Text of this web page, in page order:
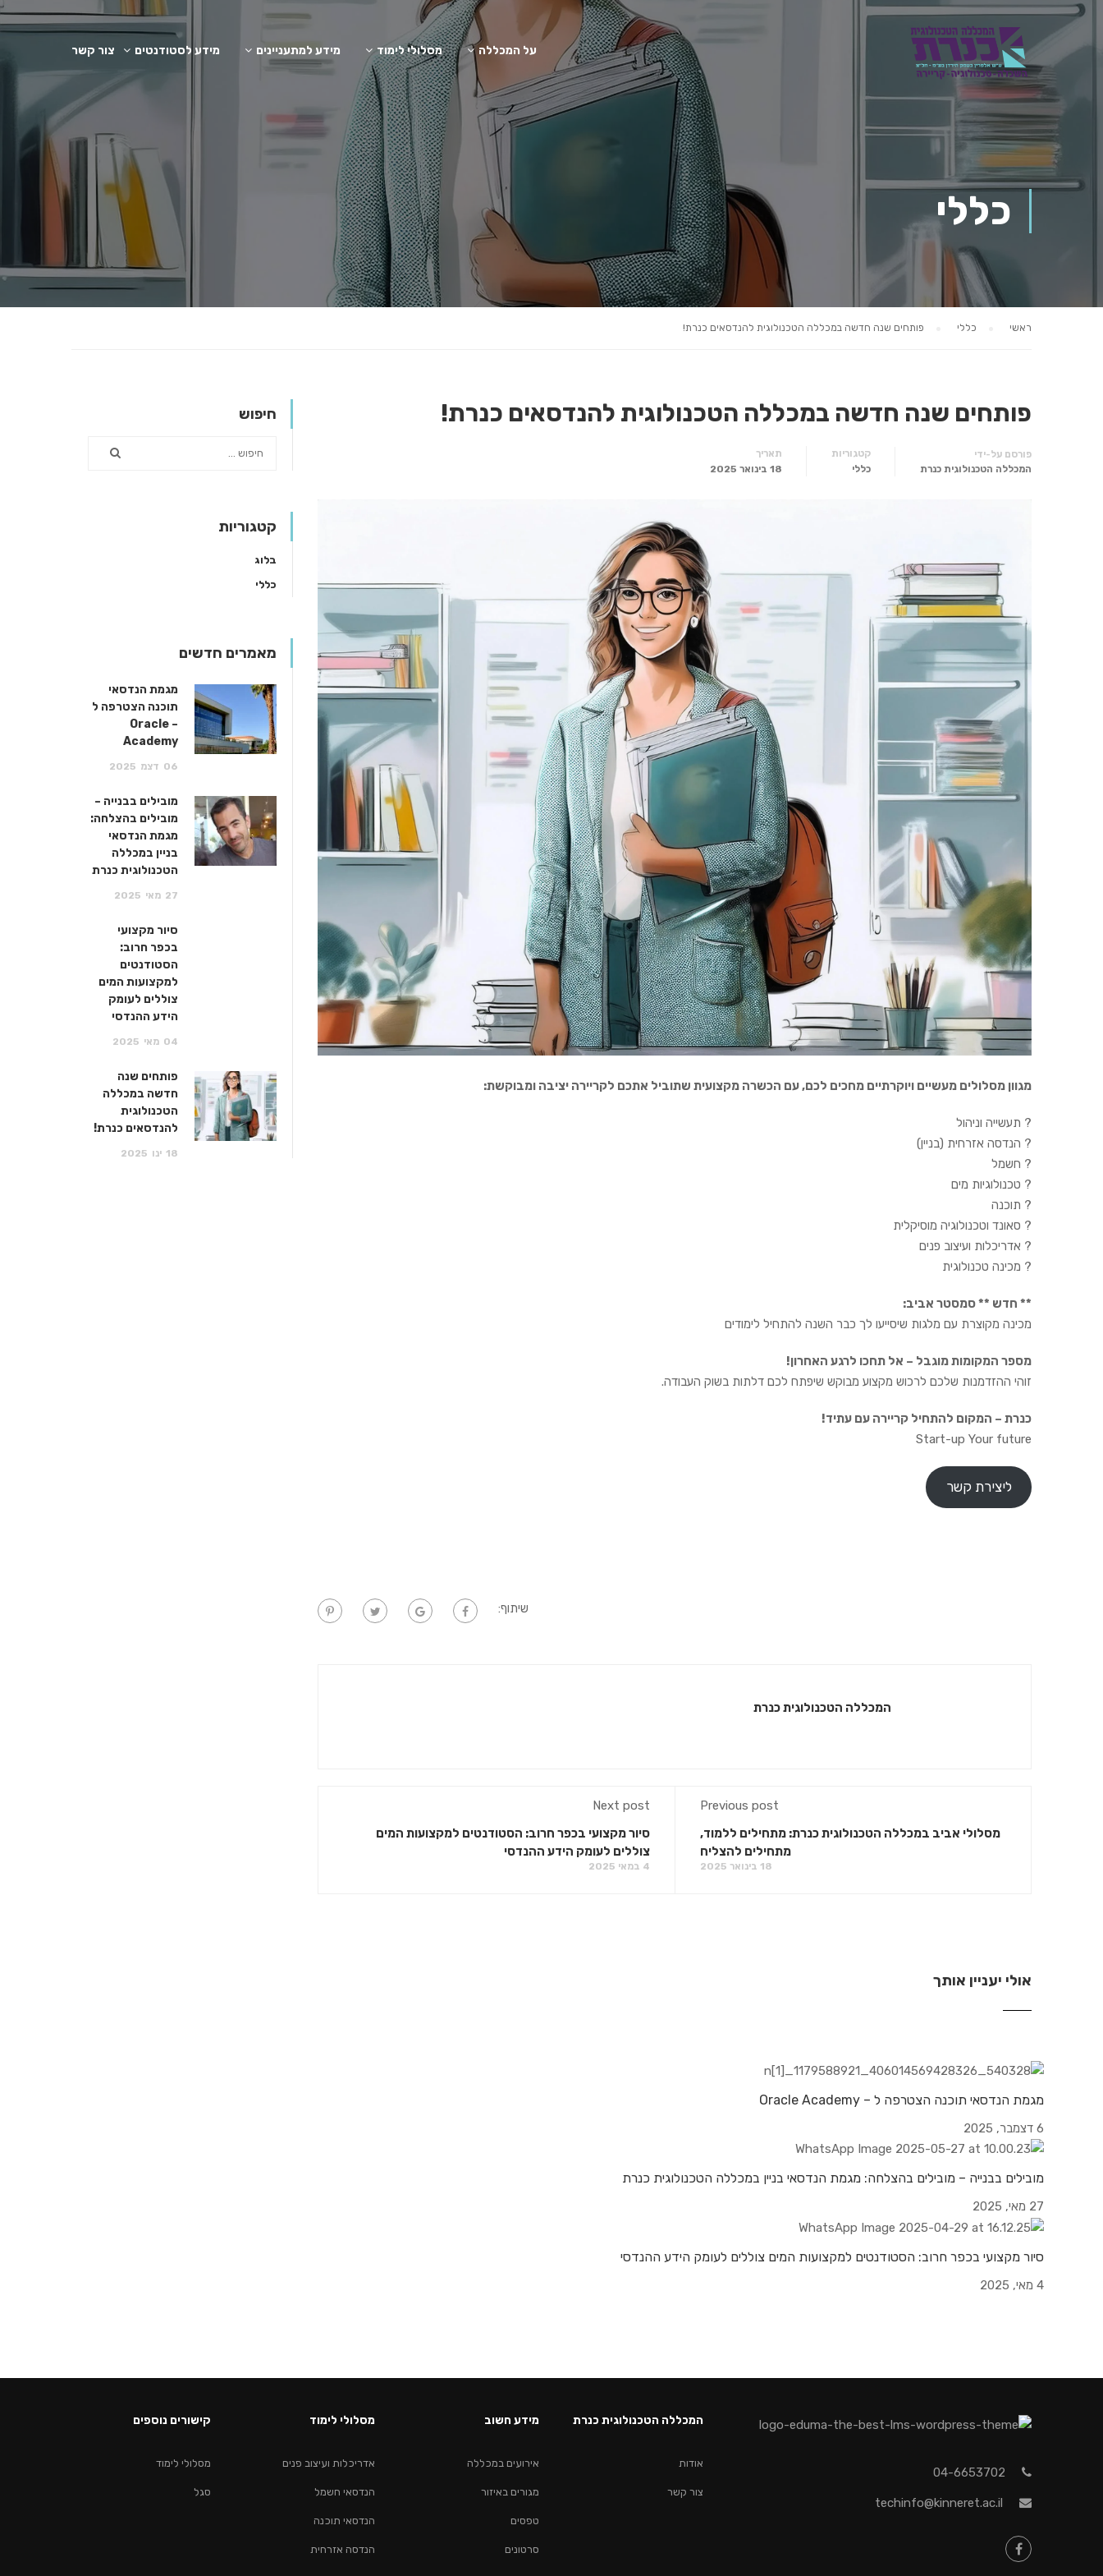
על המכללה מסלולי לימוד מידע למתעניינים מידע לסטודנטים צור קשר
כללי
ראשי כללי פותחים שנה חדשה במכללה הטכנולוגית להנדסאים כנרת!
פותחים שנה חדשה במכללה הטכנולוגית להנדסאים כנרת!
פורסם על-ידי
המכללה הטכנולוגית כנרת
קטגוריות
כללי
תאריך
18 בינואר 2025
מגוון מסלולים מעשיים ויוקרתיים מחכים לכם, עם הכשרה מקצועית שתוביל אתכם לקריירה יציבה ומבוקשת:
? תעשייה וניהול
? הנדסה אזרחית (בניין)
? חשמל
? טכנולוגיות מים
? תוכנה
? סאונד וטכנולוגיה מוסיקלית
? אדריכלות ועיצוב פנים
? מכינה טכנולוגית
** חדש ** סמסטר אביב:
מכינה מקוצרת עם מלגות שיסייעו לך כבר השנה להתחיל לימודים
מספר המקומות מוגבל – אל תחכו לרגע האחרון!
זוהי ההזדמנות שלכם לרכוש מקצוע מבוקש שיפתח לכם דלתות בשוק העבודה.
כנרת – המקום להתחיל קריירה עם עתיד!
Start-up Your future
ליצירת קשר
שיתוף:
המכללה הטכנולוגית כנרת
Previous post
מסלולי אביב במכללה הטכנולוגית כנרת: מתחילים ללמוד,
מתחילים להצליח
18 בינואר 2025
Next post
סיור מקצועי בכפר חרוב: הסטודנטים למקצועות המים
צוללים לעומק הידע ההנדסי
4 במאי 2025
אולי יעניין אותך
מגמת הנדסאי תוכנה הצטרפה ל – Oracle Academy
6 דצמבר, 2025
מובילים בבנייה – מובילים בהצלחה: מגמת הנדסאי בניין במכללה הטכנולוגית כנרת
27 מאי, 2025
סיור מקצועי בכפר חרוב: הסטודנטים למקצועות המים צוללים לעומק הידע ההנדסי
4 מאי, 2025
חיפוש
קטגוריות
בלוג
כללי
מאמרים חדשים
מגמת הנדסאי
תוכנה הצטרפה ל
– Oracle
Academy
06 דצמ 2025
מובילים בבנייה –
מובילים בהצלחה:
מגמת הנדסאי
בניין במכללה
הטכנולוגית כנרת
27 מאי 2025
סיור מקצועי
בכפר חרוב:
הסטודנטים
למקצועות המים
צוללים לעומק
הידע ההנדסי
04 מאי 2025
פותחים שנה
חדשה במכללה
הטכנולוגית
להנדסאים כנרת!
18 ינו 2025
04-6653702
techinfo@kinneret.ac.il
המכללה הטכנולוגית כנרת
אודות
צור קשר
מידע חשוב
אירועים במכללה
מגורים באיזור
טפסים
סרטונים
מסלולי לימוד
אדריכלות ועיצוב פנים
הנדסאי חשמל
הנדסאי תוכנה
הנדסה אזרחית
קישורים נוספים
מסלולי לימוד
סגל